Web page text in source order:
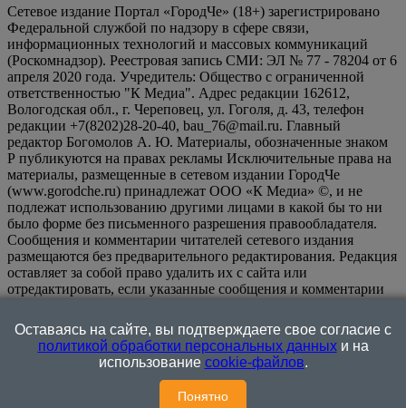
Сетевое издание Портал «ГородЧе» (18+) зарегистрировано
Федеральной службой по надзору в сфере связи,
информационных технологий и массовых коммуникаций
(Роскомнадзор). Реестровая запись СМИ: ЭЛ № 77 - 78204 от 6
апреля 2020 года. Учредитель: Общество с ограниченной
ответственностью "К Медиа". Адрес редакции 162612,
Вологодская обл., г. Череповец, ул. Гоголя, д. 43, телефон
редакции +7(8202)28-20-40, bau_76@mail.ru. Главный
редактор Богомолов А. Ю. Материалы, обозначенные знаком
Р публикуются на правах рекламы Исключительные права на
материалы, размещенные в сетевом издании ГородЧе
(www.gorodche.ru) принадлежат ООО «К Медиа» ©, и не
подлежат использованию другими лицами в какой бы то ни
было форме без письменного разрешения правообладателя.
Сообщения и комментарии читателей сетевого издания
размещаются без предварительного редактирования. Редакция
оставляет за собой право удалить их с сайта или
отредактировать, если указанные сообщения и комментарии
или нарушением иных требований закона.
информационном ресурсе применяются рекомендательные
технологии (информационные технологии предоставления
информации на основе сбора, систематизации и анализа
сведений, относящихся к предпочтениям пользователей сети
"Интернет", находящихся на территории Российской
Оставаясь на сайте, вы подтверждаете свое согласие с
политикой обработки персональных данныхи на
использование cookie-файлов.
Понятно